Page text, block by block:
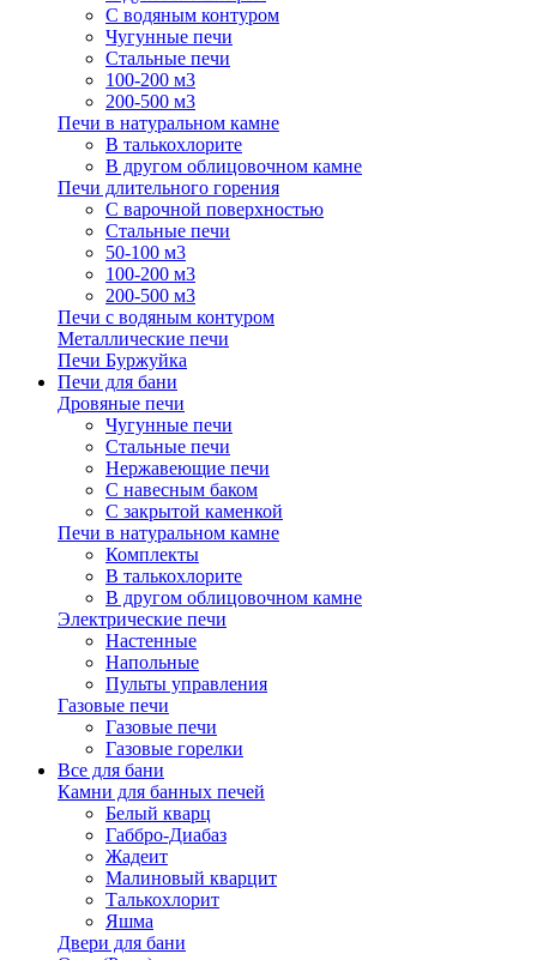
С водяным контуром
Чугунные печи
Стальные печи
100-200 м3
200-500 м3
Печи в натуральном камне
В талькохлорите
В другом облицовочном камне
Печи длительного горения
С варочной поверхностью
Стальные печи
50-100 м3
100-200 м3
200-500 м3
Печи с водяным контуром
Металлические печи
Печи Буржуйка
Печи для бани
Дровяные печи
Чугунные печи
Стальные печи
Нержавеющие печи
С навесным баком
С закрытой каменкой
Печи в натуральном камне
Комплекты
В талькохлорите
В другом облицовочном камне
Электрические печи
Настенные
Напольные
Пульты управления
Газовые печи
Газовые печи
Газовые горелки
Все для бани
Камни для банных печей
Белый кварц
Габбро-Диабаз
Жадеит
Малиновый кварцит
Талькохлорит
Яшма
Двери для бани